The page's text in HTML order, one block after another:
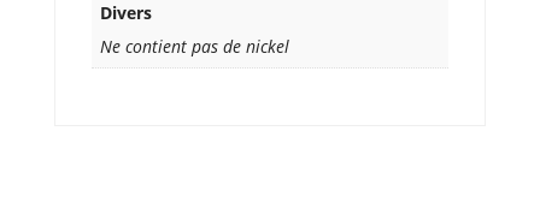
Divers
Ne contient pas de nickel